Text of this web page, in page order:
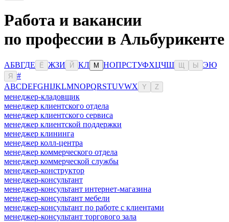
Работа и вакансии
по профессии в Альбурикенте
АБВГДЕ Ё ЖЗИ Й КЛ М НОПРСТУФХЦЧШ Ы ЭЮ
Я
#
ABCDEFGHIJKLMNOPQRSTUVWX Y Z
менеджер-кладовщик
менеджер клиентского отдела
менеджер клиентского сервиса
менеджер клиентской поддержки
менеджер клининга
менеджер колл-центра
менеджер коммерческого отдела
менеджер коммерческой службы
менеджер-конструктор
менеджер-консультант
менеджер-консультант интернет-магазина
менеджер-консультант мебели
менеджер-консультант по работе с клиентами
менеджер-консультант торгового зала